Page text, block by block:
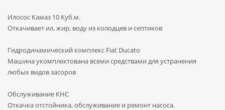
Илосос Камаз 10 Куб.м.
Откачивает ил, жир, воду из колодцев и септиков
Гидродинамический комплекс Fiat Ducato
Машина укомплектована всеми средствами для устранения
любых видов засоров
Обслуживание КНС
Откачка отстойника, обслуживание и ремонт насоса.